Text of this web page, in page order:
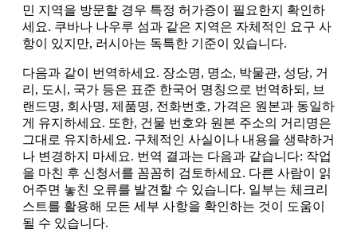
민 지역을 방문할 경우 특정 허가증이 필요한지 확인하
세요. 쿠바나 나우루 섬과 같은 지역은 자체적인 요구 사
항이 있지만, 러시아는 독특한 기준이 있습니다.
다음과 같이 번역하세요. 장소명, 명소, 박물관, 성당, 거
리, 도시, 국가 등은 표준 한국어 명칭으로 번역하되, 브
랜드명, 회사명, 제품명, 전화번호, 가격은 원본과 동일하
게 유지하세요. 또한, 건물 번호와 원본 주소의 거리명은
그대로 유지하세요. 구체적인 사실이나 내용을 생략하거
나 변경하지 마세요. 번역 결과는 다음과 같습니다: 작업
을 마친 후 신청서를 꼼꼼히 검토하세요. 다른 사람이 읽
어주면 놓친 오류를 발견할 수 있습니다. 일부는 체크리
스트를 활용해 모든 세부 사항을 확인하는 것이 도움이
될 수 있습니다.